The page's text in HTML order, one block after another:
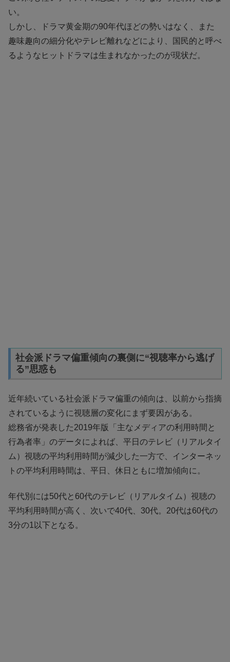
い。
しかし、ドラマ黄金期の90年代ほどの勢いはなく、また
趣味趣向の細分化やテレビ離れなどにより、国民的と呼べ
るようなヒットドラマは生まれなかったのが現状だ。
社会派ドラマ偏重傾向の裏側に“視聴率から逃げ
る”思惑も
近年続いている社会派ドラマ偏重の傾向は、以前から指摘
されているように視聴層の変化にまず要因がある。
総務省が発表した2019年版「主なメディアの利用時間と
行為者率」のデータによれば、平日のテレビ（リアルタイ
ム）視聴の平均利用時間が減少した一方で、インターネッ
トの平均利用時間は、平日、休日ともに増加傾向に。
年代別には50代と60代のテレビ（リアルタイム）視聴の
平均利用時間が高く、次いで40代、30代。20代は60代の
3分の1以下となる。